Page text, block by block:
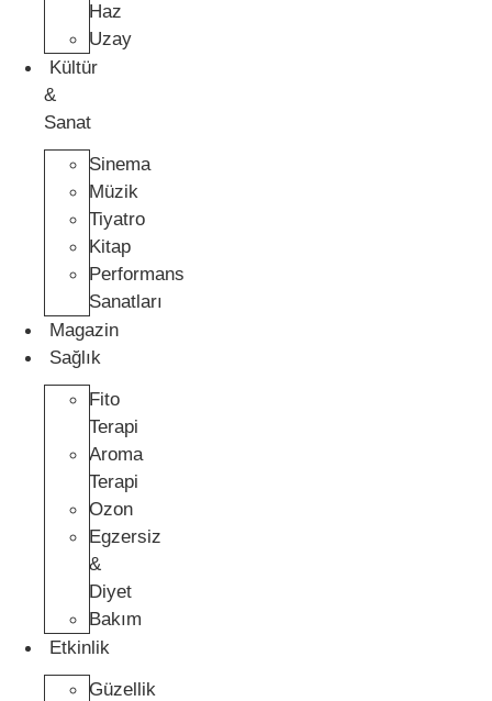
Haz
Uzay
Kültür
&
Sanat
Sinema
Müzik
Tiyatro
Kitap
Performans
Sanatları
Magazin
Sağlık
Fito
Terapi
Aroma
Terapi
Ozon
Egzersiz
&
Diyet
Bakım
Etkinlik
Güzellik